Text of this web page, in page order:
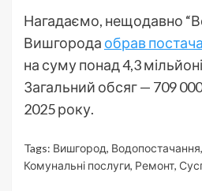
Нагадаємо, нещодавно
Вишгорода обрав
на суму понад 4,3
Загальний обсяг — 709
2025 року.
Tags: Вишгород, Водопостачання,
Комунальні послуги, Ремонт,